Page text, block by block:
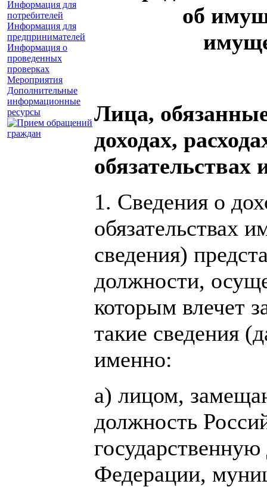
Информация для
потребителей
Информация для
предпринимателей
Информация о
проведенных
проверках
Мероприятия
Дополнительные
информационные
ресурсы
об
Лица,
доходах,
обязательствах
1. Сведения о
обязательствах
сведения)
должности,
которым влечет
такие сведения
именно:
а) лицом,
должность
Федерации,